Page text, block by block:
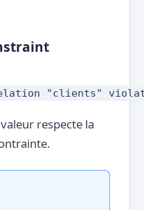
relation "clients"
respecte la